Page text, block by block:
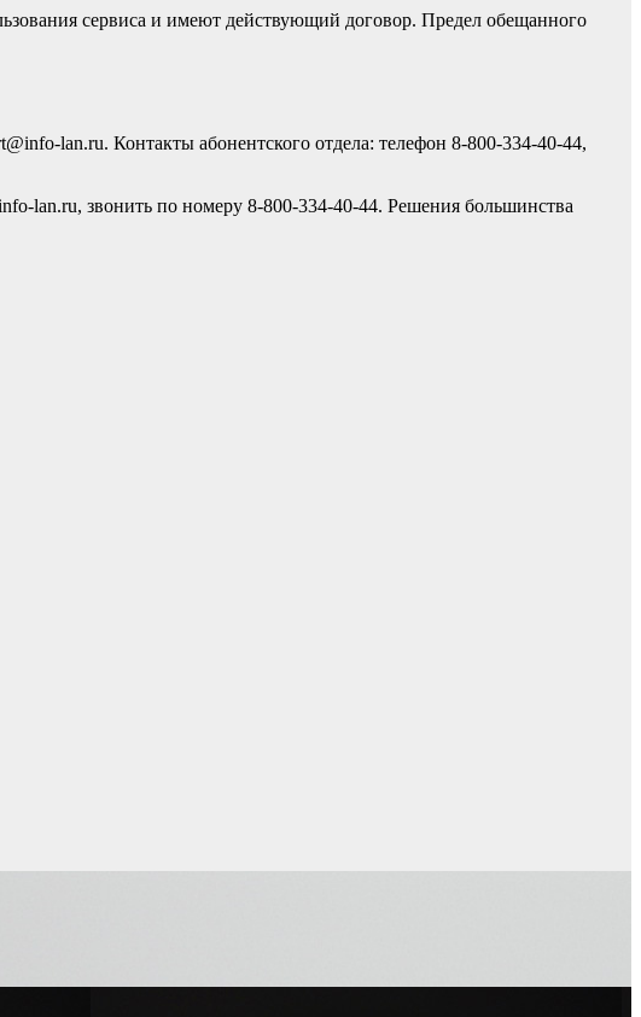
сервиса и имеют действующий договор. Предел обещанного
lan.ru. Контакты абонентского отдела: телефон 8-800-334-40-44,
lan.ru, звонить по номеру 8-800-334-40-44. Решения большинства